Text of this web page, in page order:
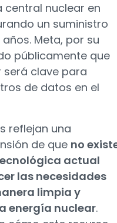
central nuclear en
un suministro
Meta, por su
públicamente que
será clave para
de datos en el
reflejan una
de que no
actual
las necesidades
limpia y
energía nuclear.